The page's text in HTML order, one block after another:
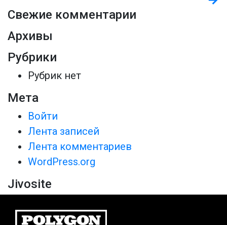
Свежие комментарии
Архивы
Рубрики
Рубрик нет
Мета
Войти
Лента записей
Лента комментариев
WordPress.org
Jivosite